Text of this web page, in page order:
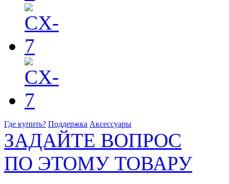
Где купить? Поддержка Аксессуары
ЗАДАЙТЕ ВОПРОС
ПО ЭТОМУ ТОВАРУ